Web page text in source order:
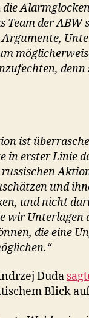
Team der ABW
denn
ist
in erster Linie
und
und nicht
wir Unterlagen
die eine
Duda
Blick